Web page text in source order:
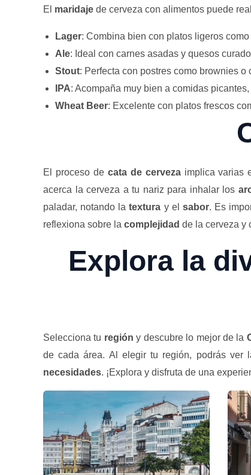
El maridaje de cerveza con alimentos puede
Lager: Combina bien con platos ligeros
Ale: Ideal con carnes asadas y quesos
Stout: Perfecta con postres como brownies
IPA: Acompaña muy bien a comidas
Wheat Beer: Excelente con platos frescos
El proceso de cata de cervezaimplica varias
acerca la cerveza a tu nariz para inhalar los
paladar, notando latextura y el sabor. Es
reflexiona sobre la complejidad de la cerveza y
Explora la
Selecciona tu región y descubre lo mejor de la
de cada área. Al elegir tu región, podrás ver
necesidades. ¡Explora y disfruta de una